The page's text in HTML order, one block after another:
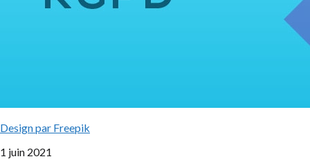
Design par Freepik
1 juin 2021